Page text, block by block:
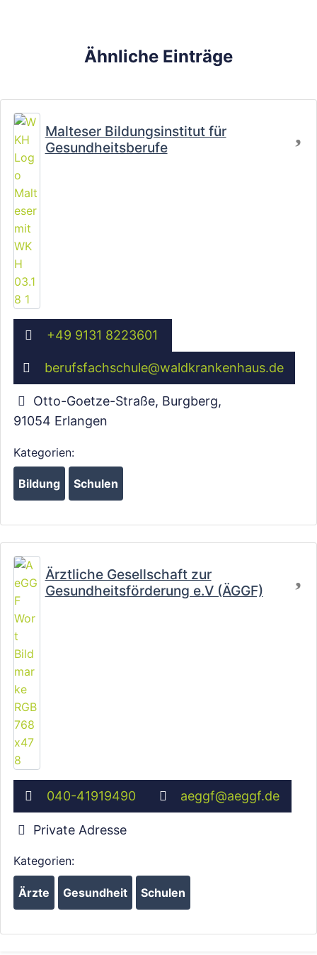
Wird geladen …
Ähnliche Einträge
Malteser Bildungsinstitut für
Gesundheitsberufe
+49 9131 8223601
berufsfachschule@waldkrankenhaus.de
Otto-Goetze-Straße, Burgberg,
91054 Erlangen
Kategorien:
Bildung Schulen
Ärztliche Gesellschaft zur
Gesundheitsförderung e.V (ÄGGF)
040-41919490 aeggf@aeggf.de
Private Adresse
Kategorien:
Ärzte Gesundheit Schulen